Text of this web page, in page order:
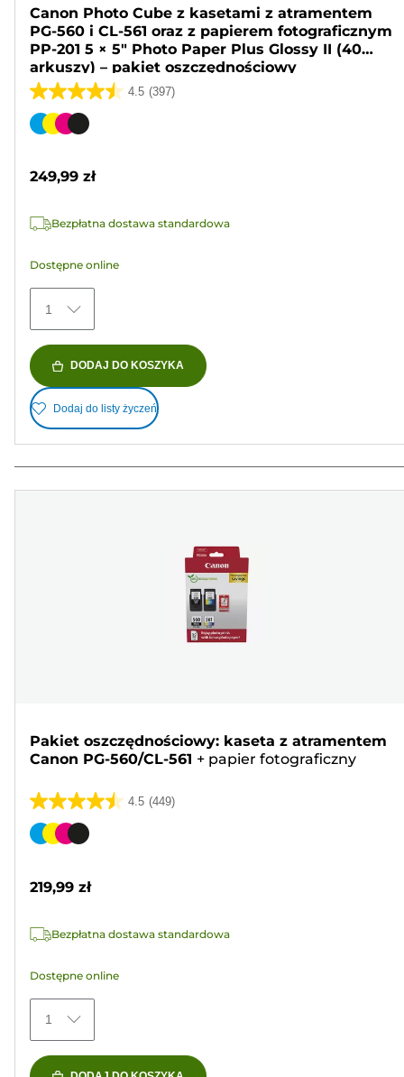
Canon Photo Cube z kasetami z atramentem
PG-560 i CL-561 oraz z papierem fotograficznym
PP-201 5 × 5" Photo Paper Plus Glossy II (40
arkuszy) – pakiet oszczędnościowy
4.5 (397)
4.5
na
397
Wkład
249,99 zł
Bezpłatna dostawa standardowa
Dostępne online
1
DODAJ DO KOSZYKA
Dodaj do listy życzeń
Pakiet oszczędnościowy: kaseta z atramentem
Canon PG-560/CL-561 + papier fotograficzny
4.5 (449)
4.5
na
449
Wkład
219,99 zł
Bezpłatna dostawa standardowa
Dostępne online
1